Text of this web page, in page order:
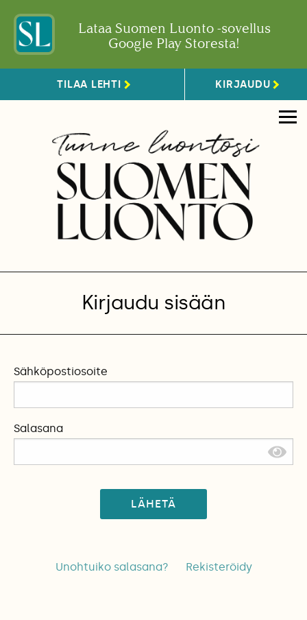
Lataa Suomen Luonto -sovellus
Google Play Storesta!
TILAA LEHTI KIRJAUDU
Kirjaudu sisään
Sähköpostiosoite
Salasana
LÄHETÄ
Unohtuiko salasana? Rekisteröidy